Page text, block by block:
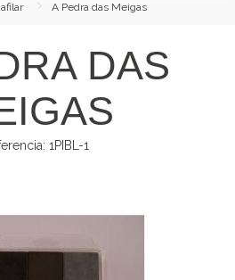
A Pedra das Meigas
DAS
1PIBL-1